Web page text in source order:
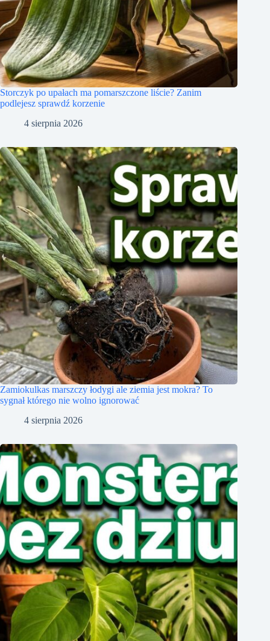
Storczyk po upałach ma pomarszczone liście? Zanim
podlejesz sprawdź korzenie
4 sierpnia 2026
Zamiokulkas marszczy łodygi ale ziemia jest mokra? To
sygnał którego nie wolno ignorować
4 sierpnia 2026